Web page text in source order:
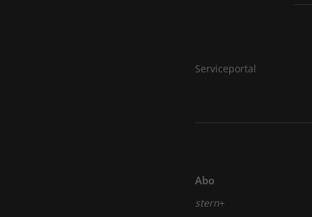
Serviceportal
Abo
stern+